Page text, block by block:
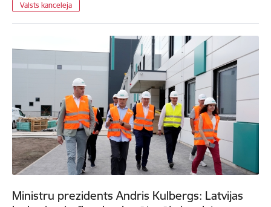
Valsts kanceleja
Ministru prezidents Andris Kulbergs: Latvijas